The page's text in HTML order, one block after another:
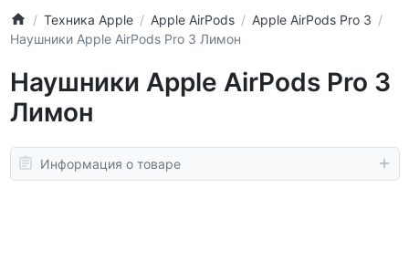
Техника Apple Apple AirPods
Apple AirPods Pro 3
Наушники Apple AirPods Pro 3 Лимон
Наушники Apple AirPods Pro 3
Лимон
Информация о товаре